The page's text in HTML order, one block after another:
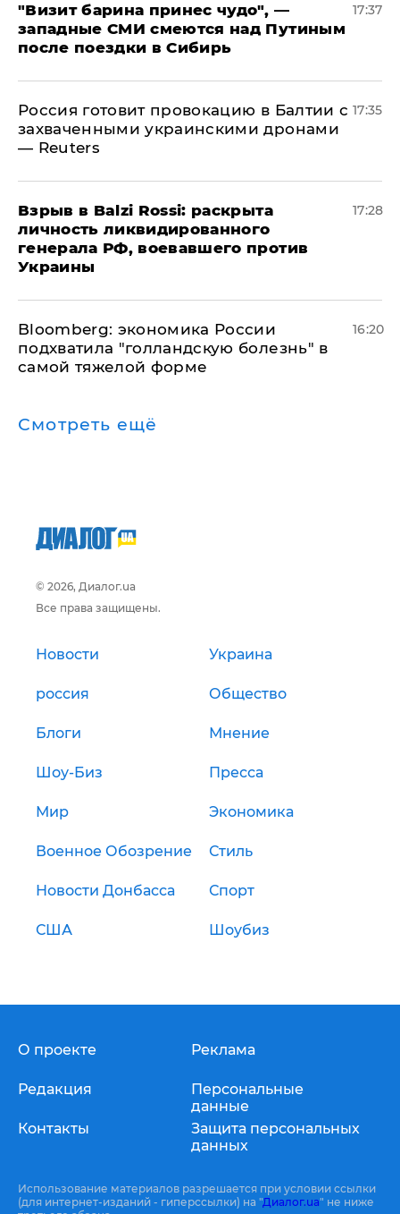
"Визит барина принес чудо", —
западные СМИ смеются над Путиным
после поездки в Сибирь
17:37
​Россия готовит провокацию в Балтии с
захваченными украинскими дронами
— Reuters
17:35
​Взрыв в Balzi Rossi: раскрыта
личность ликвидированного
генерала РФ, воевавшего против
Украины
17:28
Bloomberg: экономика России
подхватила "голландскую болезнь" в
самой тяжелой форме
16:20
Смотреть ещё
© 2026, Диалог.ua
Все права защищены.
Новости Украина
россия Общество
Блоги Мнение
Шоу-Биз Пресса
Мир Экономика
Военное Обозрение Стиль
Новости Донбасса Спорт
США Шоубиз
О проекте
Редакция
Контакты
Реклама
Персональные
данные
Защита персональных
данных
Использование материалов разрешается при условии ссылки
(для интернет-изданий - гиперссылки) на "Диалог.ua" не ниже